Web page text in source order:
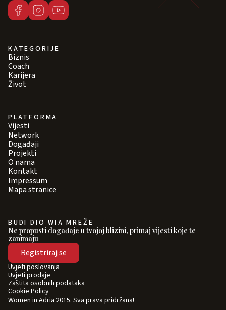
KATEGORIJE
Biznis
Coach
Karijera
Život
PLATFORMA
Vijesti
Network
Događaji
Projekti
O nama
Kontakt
Impressum
Mapa stranice
BUDI DIO WIA MREŽE
Ne propusti događaje u tvojoj blizini, primaj vijesti koje te
zanimaju
Registriraj se
Women in Adria 2015. Sva prava pridržana!
Uvjeti poslovanja
Uvjeti prodaje
Zaštita osobnih podataka
Cookie Policy